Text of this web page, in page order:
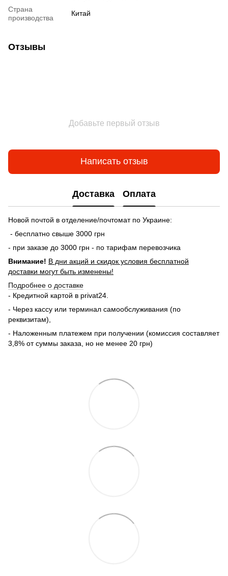
Страна
производства
Китай
Отзывы
Добавьте первый отзыв
Написать отзыв
Доставка Оплата
Новой почтой в отделение/почтомат по Украине:
- бесплатно свыше 3000 грн
- при заказе до 3000 грн - по тарифам перевозчика
Внимание! В дни акций и скидок условия бесплатной
доставки могут быть изменены!
Подробнее о доставке
- Кредитной картой в privat24.
- Через кассу или терминал самообслуживания (по
реквизитам),
- Наложенным платежем при получении (комиссия составляет
3,8% от суммы заказа, но не менее 20 грн)